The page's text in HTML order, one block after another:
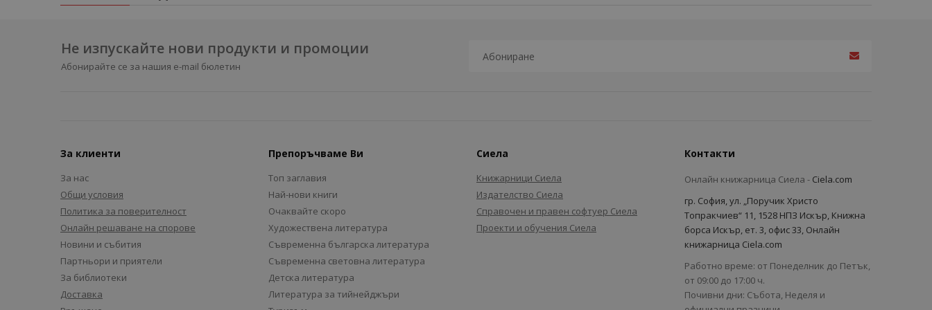
Не изпускайте нови продукти и промоции
Абонирайте се за нашия e-mail бюлетин
За клиенти
За нас
Общи условия
Политика за поверителност
Онлайн решаване на спорове
Новини и събития
Партньори и приятели
За библиотеки
Доставка
Препоръчваме Ви
Топ заглавия
Най-нови книги
Очаквайте скоро
Художествена литература
Съвременна българска литература
Съвременна световна литература
Детска литература
Литература за тийнейджъри
Сиела
Книжарници Сиела
Издателство Сиела
Справочен и правен софтуер Сиела
Проекти и обучения Сиела
Контакти
Онлайн книжарница Сиела - Ciela.com
гр. София, ул. „Поручик Христо
Топракчиев“ 11, 1528 НПЗ Искър, Книжна
борса Искър, ет. 3, офис 33, Онлайн
книжарница Ciela.com
Работно време: от Понеделник до Петък,
от 09:00 до 17:00 ч.
Почивни дни: Събота, Неделя и